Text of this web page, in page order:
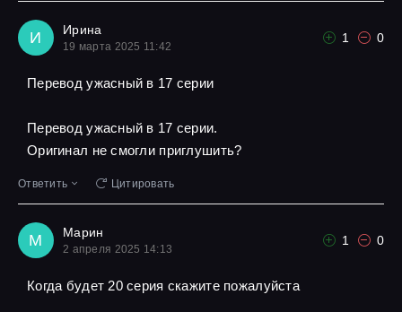
И Ирина
19 марта 2025 11:42
1 0
Перевод ужасный в 17 серии
Перевод ужасный в 17 серии.
Оригинал не смогли приглушить?
Ответить Цитировать
М Марин
2 апреля 2025 14:13
1 0
Когда будет 20 серия скажите пожалуйста